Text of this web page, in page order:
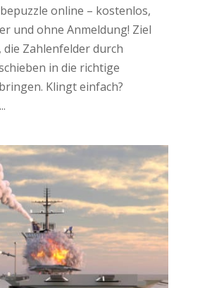
online – kostenlos,
und ohne Anmeldung! Ziel
die Zahlenfelder durch
in die richtige
Klingt einfach?